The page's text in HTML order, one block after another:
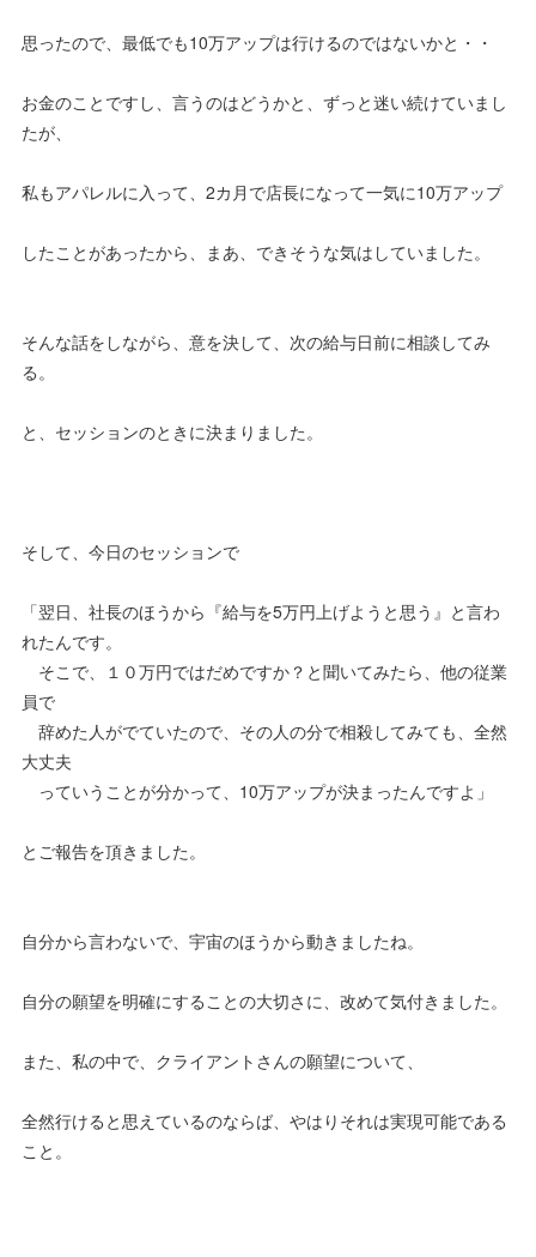
思ったので、最低でも10万アップは行けるのではないかと・・
お金のことですし、言うのはどうかと、ずっと迷い続けていまし
たが、
私もアパレルに入って、2カ月で店長になって一気に10万アップ
したことがあったから、まあ、できそうな気はしていました。
そんな話をしながら、意を決して、次の給与日前に相談してみ
る。
と、セッションのときに決まりました。
そして、今日のセッションで
「翌日、社長のほうから『給与を5万円上げようと思う』と言わ
れたんです。
そこで、１０万円ではだめですか？と聞いてみたら、他の従業
員で
辞めた人がでていたので、その人の分で相殺してみても、全然
大丈夫
っていうことが分かって、10万アップが決まったんですよ」
とご報告を頂きました。
自分から言わないで、宇宙のほうから動きましたね。
自分の願望を明確にすることの大切さに、改めて気付きました。
また、私の中で、クライアントさんの願望について、
全然行けると思えているのならば、やはりそれは実現可能である
こと。